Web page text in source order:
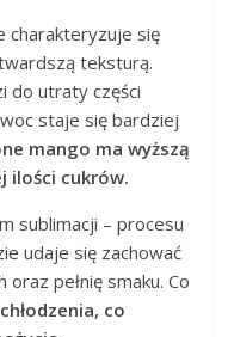
charakteryzuje się
teksturą.
do utraty części
staje się bardziej
mango ma wyższą
ilości cukrów.
sublimacji – procesu
udaje się zachować
oraz pełnię smaku. Co
co